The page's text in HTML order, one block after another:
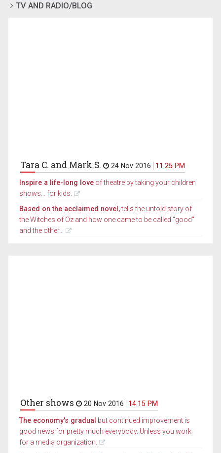
TV AND RADIO/BLOG
Tara C. and Mark S. 24 Nov 2016 11.25 PM
Inspire a life-long love of theatre by taking your children
shows... for kids.
Based on the acclaimed novel,tells the untold story of
the Witches of Oz and how one came to be called "good"
and the other...
Other shows 20 Nov 2016 14.15 PM
The economy's gradual but continued improvement is
good news for pretty much everybody. Unless you work
for a media organization.